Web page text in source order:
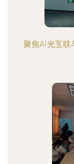
聚焦AI光互联